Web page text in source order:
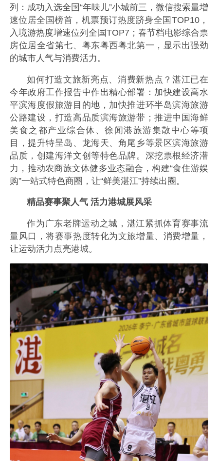
列：成功入选全国“年味儿”小城前三，微信搜索量增
速位居全国榜首，机票预订热度跻身全国TOP10，
入境游热度增速位列全国TOP7；春节档电影综合票
房位居全省第七、粤东粤西粤北第一，显示出强劲
的城市人气与消费活力。
如何打造文旅新亮点、消费新热点？湛江已在
今年政府工作报告中作出精心部署：加快建设高水
平滨海度假旅游目的地，加快推进环半岛滨海旅游
公路建设，打造高品质滨海旅游带；推进中国海鲜
美食之都产业综合体、徐闻港旅游集散中心等项
目，提升特呈岛、龙海天、角尾乡等景区滨海旅游
品质，创建海洋文创等特色品牌。深挖票根经济潜
力，推动农商旅文体健多业态融合，构建“食住游娱
购”一站式特色商圈，让“鲜美湛江”持续出圈。
精品赛事聚人气 活力港城展风采
作为广东老牌运动之城，湛江紧抓体育赛事流
量风口，将赛事热度转化为文旅增量、消费增量，
让运动活力点亮港城。